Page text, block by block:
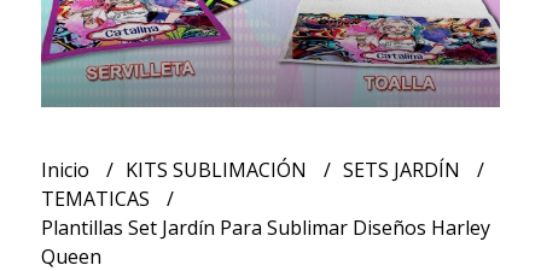
Inicio KITS SUBLIMACIÓN
SETS JARDÍN
TEMATICAS
Plantillas Set Jardín Para Sublimar Diseños Harley
Queen